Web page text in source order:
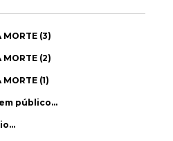
MORTE (3)
MORTE (2)
(1)
público…